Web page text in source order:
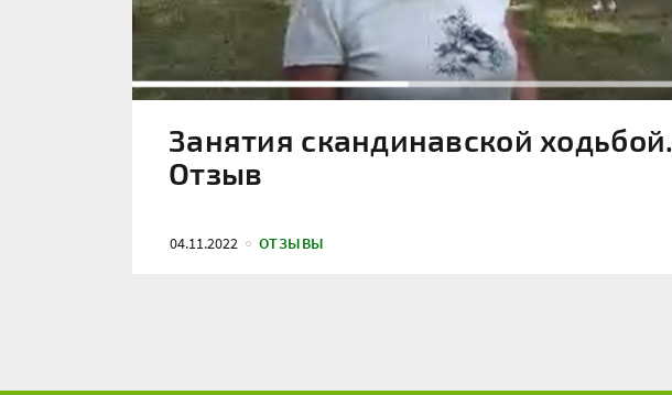
Занятия скандинавской ходьбой.
Отзыв
04.11.2022 ОТЗЫВЫ